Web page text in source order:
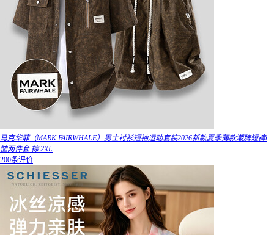
马克华菲（MARK FAIRWHALE）男士衬衫短袖运动套装2026新款夏季薄款潮牌短裤t
恤两件套 棕 2XL
200条评价